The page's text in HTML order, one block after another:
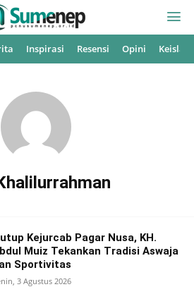
Inspirasi Resensi Opini
Kejurcab Pagar Nusa, KH.
Muiz Tekankan Tradisi Aswaja
Sportivitas
3 Agustus 2026